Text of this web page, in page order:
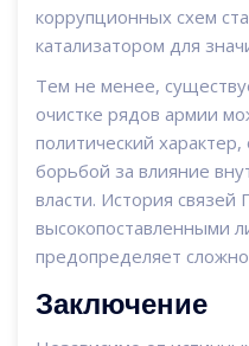
коррупционных схем
катализатором для
Тем не менее,
очистке рядов армии
политический
борьбой за влияние
власти. История связей
высокопоставленными
предопределяет
Заключение